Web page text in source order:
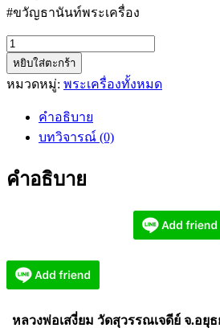
#ขวัญธานันท์พระเครื่อง
จำนวน
หลวง
พ่อ
สุวรรณ
จ.อยุธยา
ชิ้น
หยิบใส่ตะกร้า
หมวดหมู่: พระเครื่องทั้งหมด
คำอธิบาย
บทวิจารณ์ (0)
คำอธิบาย
หลวงพ่อเสงี่ยม วัดสุวรรณเจดีย์ จ.อยุ